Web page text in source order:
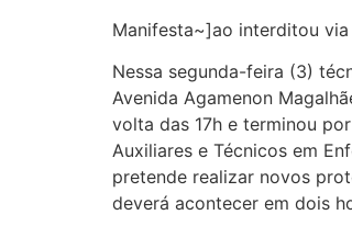
Manifesta~]ao interditou
Nessa segunda-feira (3)
Avenida Agamenon
volta das 17h e terminou
Auxiliares e Técnicos em
pretende realizar novos
deverá acontecer em dois